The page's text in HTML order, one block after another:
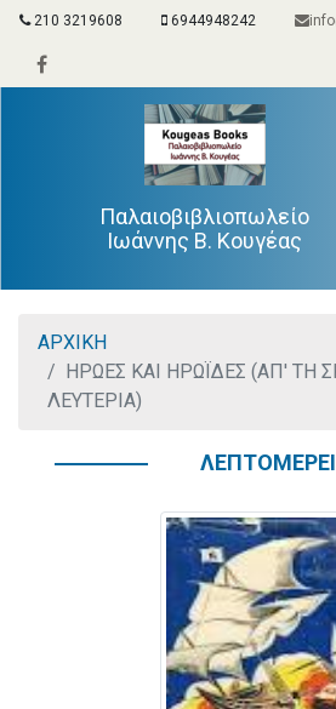
210 3219608 6944948242
Παλαιοβιβλιοπωλείο
Ιωάννης Β. Κουγέας
ΑΡΧΙΚΗ
ΗΡΩΕΣ ΚΑΙ ΗΡΩΪΔΕΣ (ΑΠ' ΤΗ
ΛΕΥΤΕΡΙΑ)